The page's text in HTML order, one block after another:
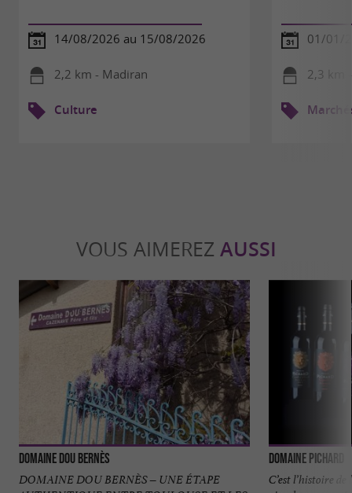
14/08/2026 au 15/08/2026
2,2 km - Madiran
Culture
01/01/
2,3 km
VOUS AIMEREZ AUSSI
Domaine Dou Bernès
DOMAINE DOU BERNÈS – UNE ÉTAPE
Domaine Pichard
C’est l’histoire